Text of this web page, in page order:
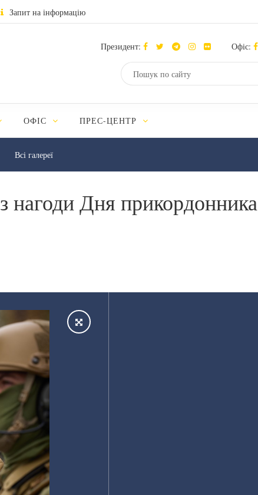
Запит на інформацію
Президент: Офіс:
ОФІС ПРЕС-ЦЕНТР
Всі галереї
нагоди Дня прикордонника